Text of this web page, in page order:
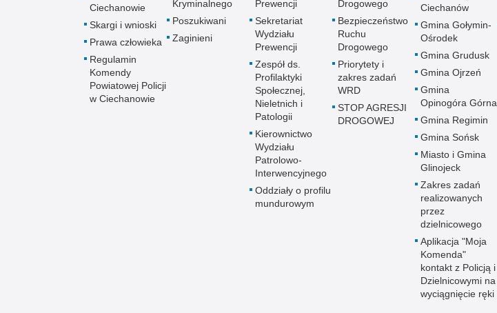
Ciechanowie
Skargi i wnioski
Prawa człowieka
Regulamin
Komendy
Powiatowej Policji
w Ciechanowie
Kryminalnego
Poszukiwani
Zaginieni
Prewencji
Sekretariat
Wydziału
Prewencji
Zespół ds.
Profilaktyki
Społecznej,
Nieletnich i
Patologii
Kierownictwo
Wydziału
Patrolowo-
Interwencyjnego
Oddziały o profilu
mundurowym
Drogowego
Bezpieczeństwo
Ruchu
Drogowego
Priorytety i
zakres zadań
WRD
STOP AGRESJI
DROGOWEJ
Ciechanów
Gmina Gołymin-
Ośrodek
Gmina Grudusk
Gmina Ojrzeń
Gmina
Opinogóra Górna
Gmina Regimin
Gmina Sońsk
Miasto i Gmina
Glinojeck
Zakres zadań
realizowanych
przez
dzielnicowego
Aplikacja "Moja
Komenda"
kontakt z Policją i
Dzielnicowymi na
wyciągnięcie ręki